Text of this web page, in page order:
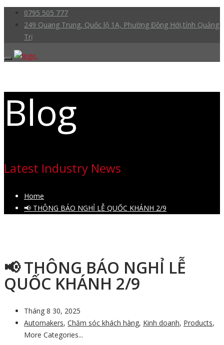
0795 505 777
249 Quang Trung, Quốc lộ 1A, Phường Đồng Hới,tỉnh Quảng
Trị
Blog
Latest Industry News
Home
📢 THÔNG BÁO NGHỈ LỄ QUỐC KHÁNH 2/9
📢 THÔNG BÁO NGHỈ LỄ
QUỐC KHÁNH 2/9
Tháng 8 30, 2025
Automakers, Chăm sóc khách hàng, Kinh doanh, Products,
More Categories...